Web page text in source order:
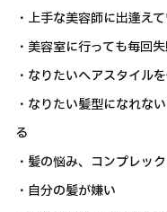
・上手な美容師に出逢え
・美容室に行っても毎回
・なりたいヘアスタイル
・なりたい髪型になれな
る
・髪の悩み、コンプレッ
・自分の髪が嫌い